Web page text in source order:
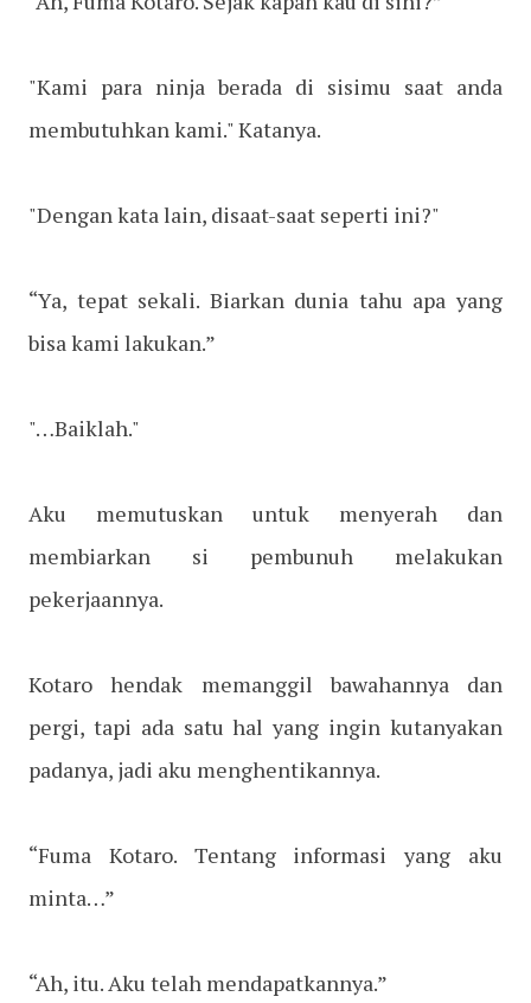
"Kami para ninja berada di sisimu saat anda
membutuhkan kami." Katanya.
"Dengan kata lain, disaat-saat seperti ini?"
“Ya, tepat sekali. Biarkan dunia tahu apa yang
bisa kami lakukan.”
"…Baiklah."
Aku memutuskan untuk menyerah dan
membiarkan si pembunuh melakukan
pekerjaannya.
Kotaro hendak memanggil bawahannya dan
pergi, tapi ada satu hal yang ingin kutanyakan
padanya, jadi aku menghentikannya.
“Fuma Kotaro. Tentang informasi yang aku
minta…”
“Ah, itu. Aku telah mendapatkannya.”